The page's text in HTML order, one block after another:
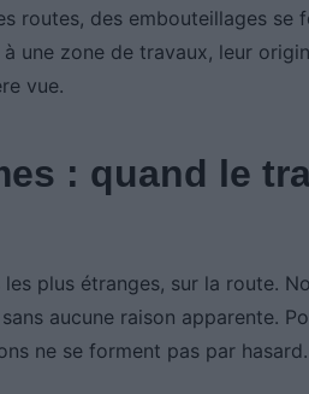
routes, des embouteillages se
une zone de travaux, leur
vue.
: quand le
plus étranges, sur la route.
aucune raison apparente.
ne se forment pas par hasard.